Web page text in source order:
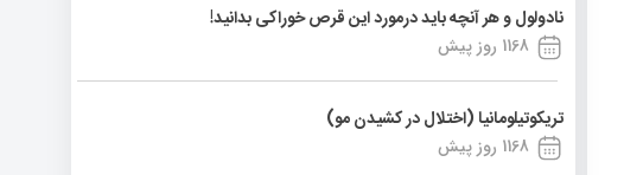
نادولول و هر آنچه باید درمورد این قرص خوراکی بدانید!
1168 روز پیش
تریکوتیلومانیا (اختلال در کشیدن مو)
1168 روز پیش